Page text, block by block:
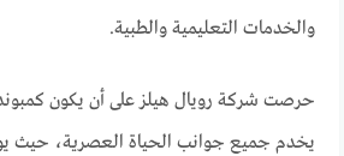
والخدمات التعليمية والطبية.
حرصت شركة رويال هيلز على أن يكون
يخدم جميع جوانب الحياة العصرية، حيث